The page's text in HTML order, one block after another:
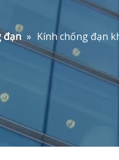
đạn » Kính chống đạn